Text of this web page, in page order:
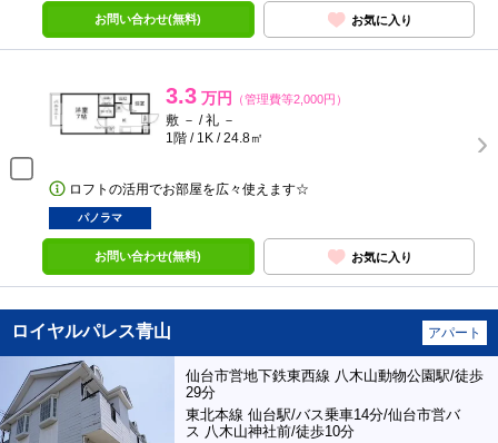
お問い合わせ(無料) お気に入り
3.3 万円 （管理費等2,000円）
敷 － / 礼 －
1階 / 1K / 24.8㎡
ロフトの活用でお部屋を広々使えます☆
パノラマ
お問い合わせ(無料) お気に入り
ロイヤルパレス青山 アパート
仙台市営地下鉄東西線 八木山動物公園駅/徒歩
29分
東北本線 仙台駅/バス乗車14分/仙台市営バ
ス 八木山神社前/徒歩10分